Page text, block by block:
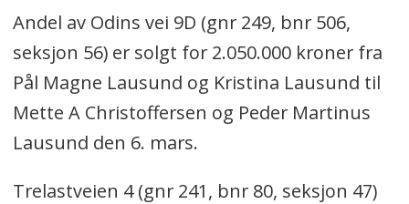
Andel av Odins vei 9D (gnr 249, bnr 506,
seksjon 56) er solgt for 2.050.000 kroner fra
Pål Magne Lausund og Kristina Lausund til
Mette A Christoffersen og Peder Martinus
Lausund den 6. mars.
Trelastveien 4 (gnr 241, bnr 80, seksjon 47)